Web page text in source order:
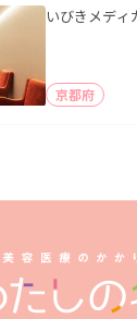
いびきメディ
京都府